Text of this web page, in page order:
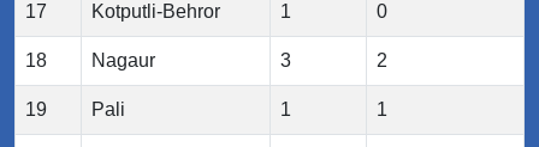
17 Kotputli-Behror 1 0
18 Nagaur 3 2
19 Pali 1 1